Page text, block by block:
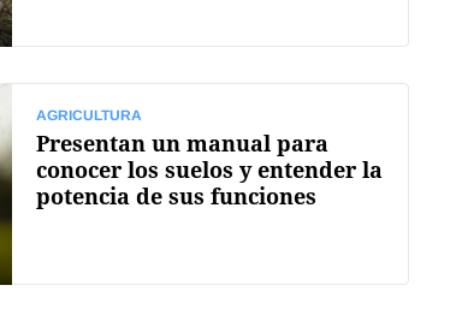
AGRICULTURA
Presentan un manual para
conocer los suelos y entender la
potencia de sus funciones